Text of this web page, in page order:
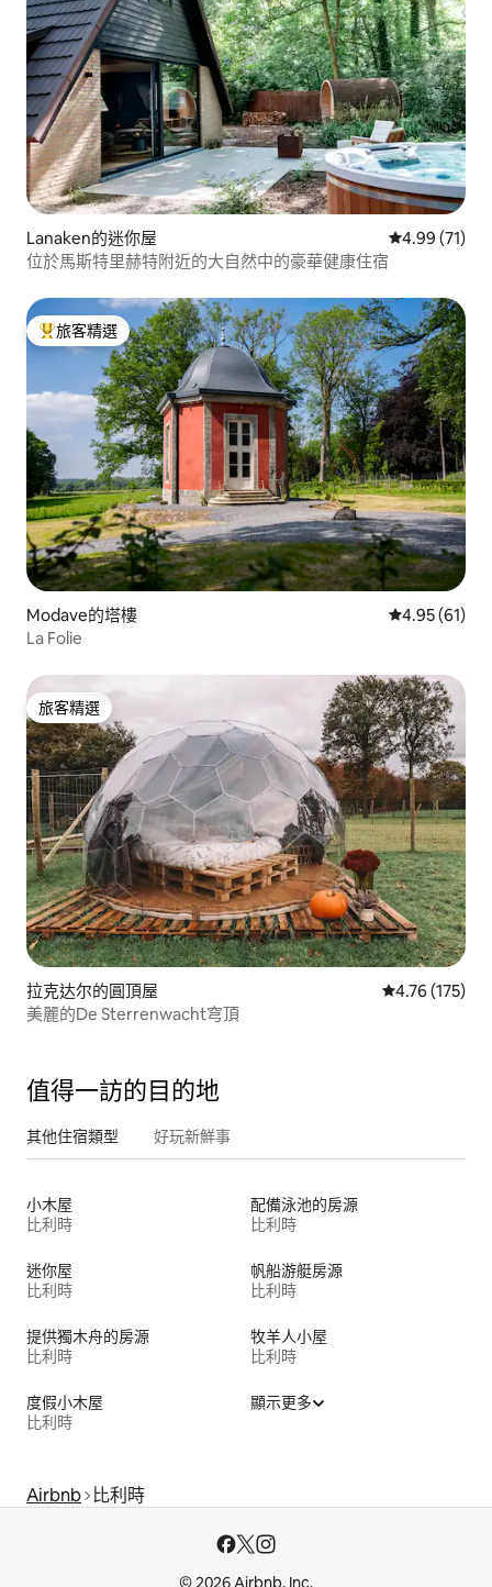
Lanaken的迷你屋 從 71 則評價
4.99 (71)
位於馬斯特里赫特附近的大自然中的豪華健康住宿
旅客精選榜首
旅客精選
Modave的塔樓 從 61 則評價
4.95 (61)
La Folie
旅客精選
旅客精選
拉克达尔的圓頂屋 從 175 則評價
4.76 (175)
美麗的De Sterrenwacht穹頂
值得一訪的目的地
其他住宿類型 好玩新鮮事
小木屋
比利時
配備泳池的房源
比利時
迷你屋
比利時
帆船游艇房源
比利時
提供獨木舟的房源
比利時
牧羊人小屋
比利時
度假小木屋
比利時
顯示更多
Airbnb 比利時
© 2026 Airbnb, Inc.